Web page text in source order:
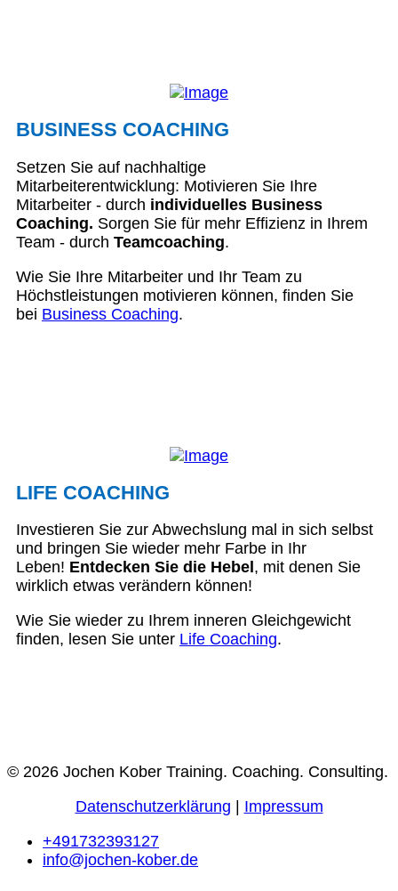
BUSINESS COACHING
Setzen Sie auf nachhaltige
Mitarbeiterentwicklung: Motivieren Sie Ihre
Mitarbeiter - durch individuelles Business
Coaching. Sorgen Sie für mehr Effizienz in Ihrem
Team - durch Teamcoaching.
Wie Sie Ihre Mitarbeiter und Ihr Team zu
Höchstleistungen motivieren können, finden Sie
bei Business Coaching.
LIFE COACHING
Investieren Sie zur Abwechslung mal in sich selbst
und bringen Sie wieder mehr Farbe in Ihr
Leben! Entdecken Sie die Hebel , mit denen Sie
wirklich etwas verändern können!
Wie Sie wieder zu Ihrem inneren Gleichgewicht
finden, lesen Sie unter Life Coaching.
© 2026 Jochen Kober Training. Coaching. Consulting.
Datenschutzerklärung
Impressum
+491732393127
info@jochen-kober.de